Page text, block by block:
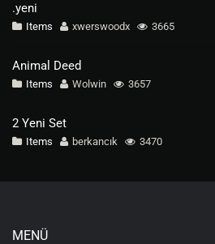
.yeni
Items xwerswoodx 3665
Animal Deed
Items Wolwin 3657
2 Yeni Set
Items berkancık 3470
MENÜ